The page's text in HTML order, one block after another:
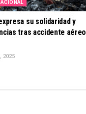
su solidaridad y
tras accidente aéreo
2025